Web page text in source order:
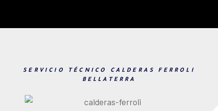
SERVICIO TÉCNICO CALDERAS FERROLI
BELLATERRA